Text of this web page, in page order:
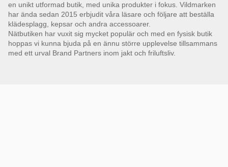
en unikt utformad butik, med unika produkter i fokus. Vildmarken
har ända sedan 2015 erbjudit våra läsare och följare att beställa
klädesplagg, kepsar och andra accessoarer.
Nätbutiken har vuxit sig mycket populär och med en fysisk butik
hoppas vi kunna bjuda på en ännu större upplevelse tillsammans
med ett urval Brand Partners inom jakt och friluftsliv.